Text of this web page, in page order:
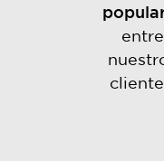
entre